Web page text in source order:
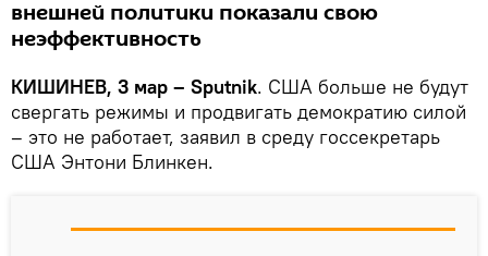
внешней политики показали свою
неэффективность
КИШИНЕВ, 3 мар – Sputnik. США больше не будут
свергать режимы и продвигать демократию силой
– это не работает, заявил в среду госсекретарь
США Энтони Блинкен.